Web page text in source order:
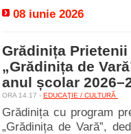
08 iunie 2026
Grădinița
„Grădinița de
anul școlar
ORA 14.17 - EDUCAŢIE / CULTURĂ
Grădinița cu program
„Grădinița de Vară”,